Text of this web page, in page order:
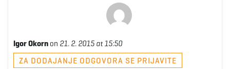
Igor Okorn on 21. 2. 2015 at 15:50
ZA DODAJANJE ODGOVORA SE PRIJAVITE